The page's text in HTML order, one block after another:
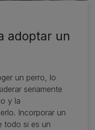
adoptar un
un perro, lo
seriamente
y la
Incorporar un
todo si es un